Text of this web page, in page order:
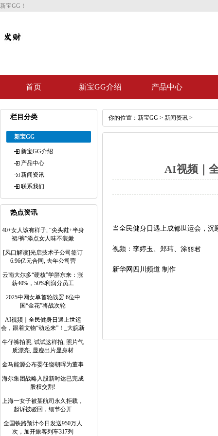
新宝GG！
首页 新宝GG介绍 产品中心
栏目分类
新宝GG
新宝GG介绍
产品中心
新闻资讯
联系我们
热点资讯
40+女人该有样子, “尖头鞋+半身
裙/裤”添点女人味不装嫩
[风口解读]光启技术子公司签订
6.96亿元合同, 去年公司营
云南大尔多“硬核”学胖东来：涨
薪40%，50%利润分员工
2025中网女单首轮战罢 6位中
国“金花”将战次轮
AI视频｜全民健身日遇上世运
会，跟着文物“动起来”！_大皖新
牛仔裤拍照, 试试这样拍, 照片气
质漂亮, 显瘦出片显身材
金马能源公布委任饶朝晖为董事
海尔集团战略入股新时达已完成
股权交割!
上海一女子被某航司永久拒载，
起诉被驳回，细节公开
全国铁路预计今日发送950万人
次，加开旅客列车317列
你的位置： 新宝GG > 新闻资讯 >
AI视频｜
当全民健身日遇上成都世运会，
视频：李婷玉、郑玮、涂丽君
新华网四川频道 制作